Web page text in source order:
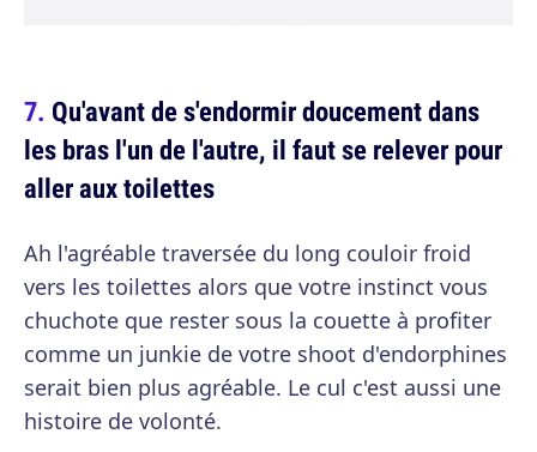
Qu'avant de s'endormir doucement dans
les bras l'un de l'autre, il faut se relever pour
aller aux toilettes
Ah l'agréable traversée du long couloir froid
vers les toilettes alors que votre instinct vous
chuchote que rester sous la couette à profiter
comme un junkie de votre shoot d'endorphines
serait bien plus agréable. Le cul c'est aussi une
histoire de volonté.